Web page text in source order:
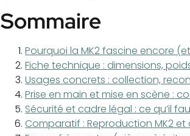
Sommaire
Pourquoi la MK2 fascine encore
Fiche technique : dimensions,
Usages concrets : collection,
Prise en main et mise en scène :
Sécurité et cadre légal : ce qu’il
Comparatif : Reproduction MK2